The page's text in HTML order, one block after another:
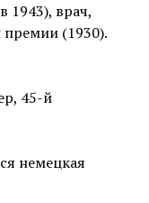
1943), врач,
премии (1930).
45-й
немецкая